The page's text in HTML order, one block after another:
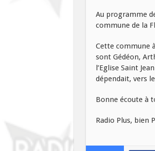
Au programme
commune de la
Cette commune
sont Gédéon,
l’Eglise Saint
dépendait, vers
Bonne écoute à
Radio Plus, bien